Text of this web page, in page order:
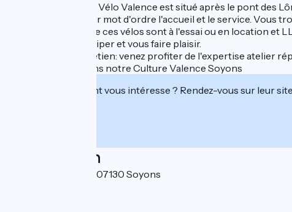
Le magasin Culture Vélo Valence est situé après le pont des
s'y activent ont pour mot d'ordre l'accueil et le service. Vous
cargo . Beaucoup de ces vélos sont à l'essai ou en location et
Tout pour vous équiper et vous faire plaisir.
Casse, panne, entretien: venez profiter de l'expertise atelier
Alors à très vite dans notre Culture Valence Soyons
Cet établissement vous intéresse ? Rendez-vous sur leur
Localisation
Z.C. Les Freydières 07130 Soyons